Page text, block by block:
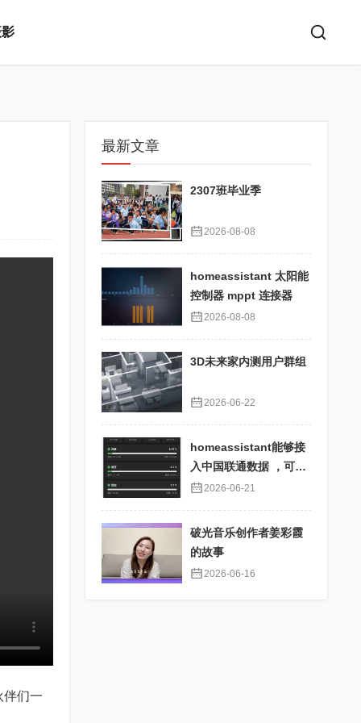
伴们一
最新文章
2307班毕业季
2026-08-08
homeassistant 太阳能
控制器 mppt 连接器
2026-08-08
3D未来家内测用户群组
2026-06-22
homeassistant能够接
入中国联通数据 ，可以
查看每月费用等数据详
2026-06-21
破光音乐创作者姜彩霞
的故事
2026-06-16